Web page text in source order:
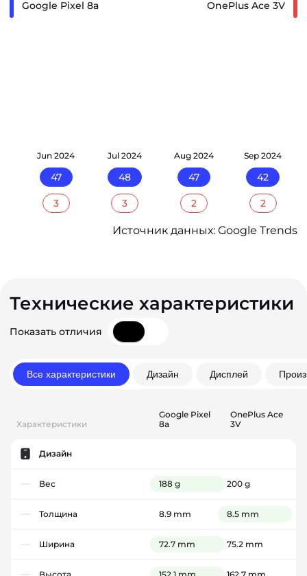
Google Pixel 8a OnePlus Ace 3V
Jun 2024
47
3
Jul 2024
48
3
Aug 2024
47
2
Sep 2024
42
2
Источник данных: Google Trends
Технические характеристики
Показать отличия
Все характеристики Дизайн Дисплей
Характеристики
Google Pixel
8a
OnePlus Ace
3V
Дизайн
Вес 188 g 200 g
Толщина 8.9 mm 8.5 mm
Ширина 72.7 mm 75.2 mm